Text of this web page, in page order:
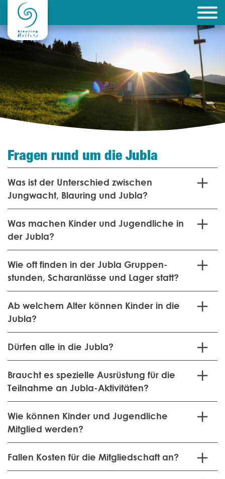
Fragen rund um die Jubla
Was ist der Unterschied zwischen
Jungwacht, Blauring und Jubla?
Was machen Kinder und Jugend­liche in
der Jubla?
Wie oft finden in der Jubla Gruppen­
stunden, Schar­anlässe und Lager statt?
Ab welchem Alter können Kinder in die
Jubla?
Dürfen alle in die Jubla?
Braucht es spezielle Ausrüstung für die
Teilnahme an Jubla-Aktivitäten?
Wie können Kinder und Jugendliche
Mitglied werden?
Fallen Kosten für die Mitgliedschaft an?